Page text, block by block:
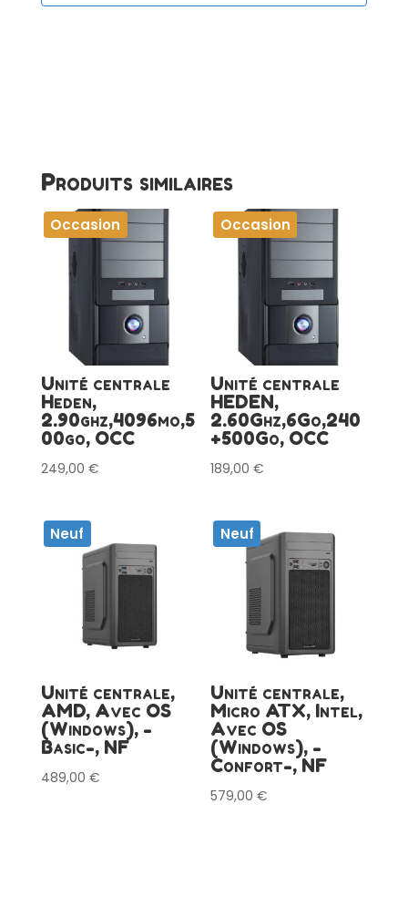
Produits similaires
Occasion
Unité centrale
Heden,
2.90ghz,4096mo,5
00go, OCC
249,00 €
Occasion
Unité centrale
HEDEN,
2.60Ghz,6Go,240
+500Go, OCC
189,00€
Neuf
Unité centrale,
AMD, Avec OS
(Windows), -
Basic-, NF
489,00 €
Neuf
Unité centrale,
Micro ATX, Intel,
Avec OS
(Windows), -
Confort-, NF
579,00€